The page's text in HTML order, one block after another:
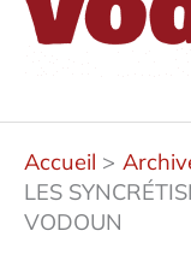
Accueil
LES
VODOUN
Spanish